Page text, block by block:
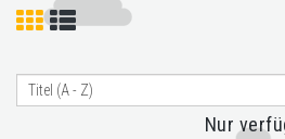
Nur